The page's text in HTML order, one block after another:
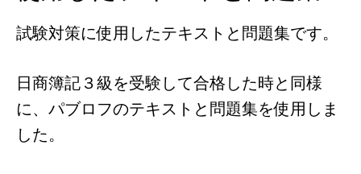
試験対策に使用したテキストと問題集です。
日商簿記３級を受験して合格した時と同様
に、パブロフのテキストと問題集を使用しま
した。